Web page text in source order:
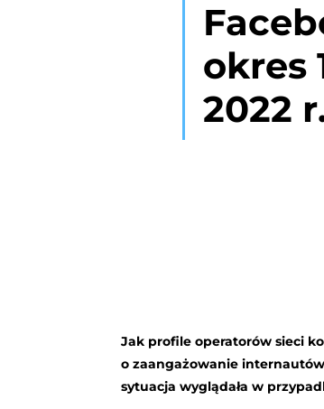
okres
2022
Jak profile operatorów sieci
o zaangażowanie
sytuacja wyglądała w